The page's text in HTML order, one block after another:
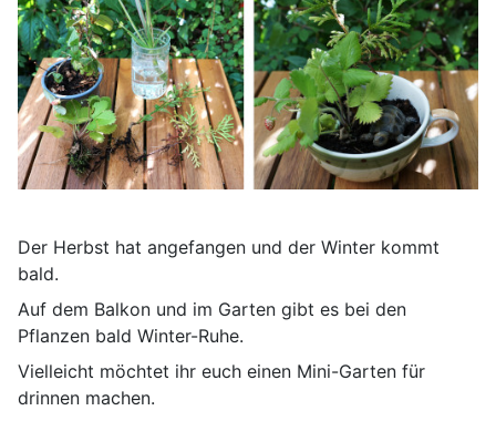
Der Herbst hat angefangen und der Winter kommt
bald.
Auf dem Balkon und im Garten gibt es bei den
Pflanzen bald Winter-Ruhe.
Vielleicht möchtet ihr euch einen Mini-Garten für
drinnen machen.